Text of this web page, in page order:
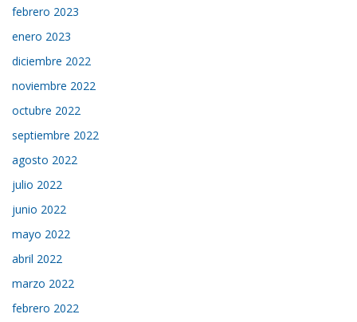
febrero 2023
enero 2023
diciembre 2022
noviembre 2022
octubre 2022
septiembre 2022
agosto 2022
julio 2022
junio 2022
mayo 2022
abril 2022
marzo 2022
febrero 2022